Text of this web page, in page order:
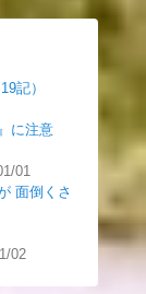
記）
に注意
01
面倒くさ
02